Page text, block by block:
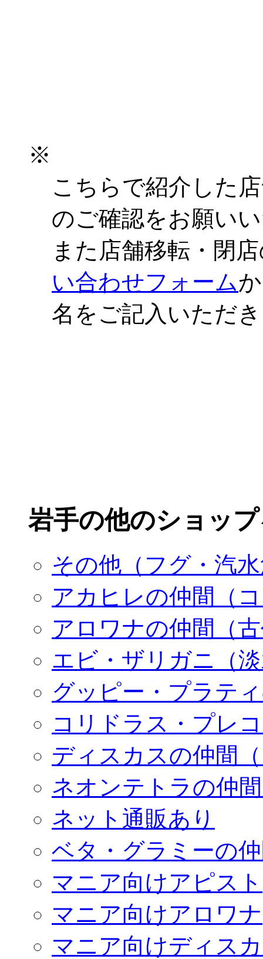
※
こちらで紹介した
のご確認をお願い
また店舗移転・閉
い合わせフォーム
名をご記入いただ
岩手の他のショッ
その他（フグ・汽
アカヒレの仲間（
アロワナの仲間（
エビ・ザリガニ（
グッピー・プラテ
コリドラス・プレ
ディスカスの仲間
ネオンテトラの仲
ネット通販あり
ベタ・グラミーの
マニア向けアピスト
マニア向けアロワナ
マニア向けディス